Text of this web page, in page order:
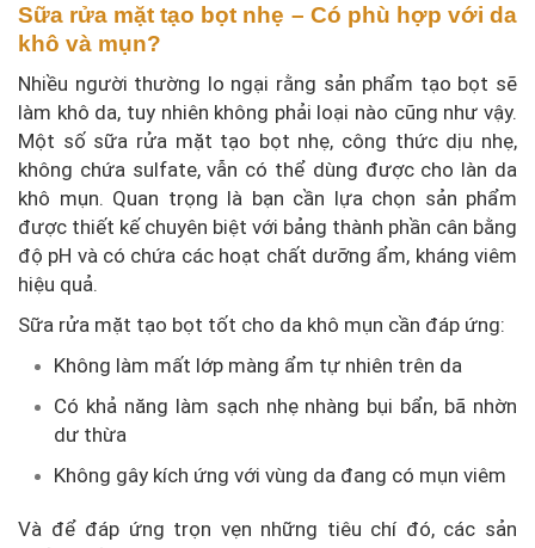
Sữa rửa mặt tạo bọt nhẹ – Có phù hợp với da
khô và mụn?
Nhiều người thường lo ngại rằng sản phẩm tạo bọt sẽ
làm khô da, tuy nhiên không phải loại nào cũng như vậy.
Một số sữa rửa mặt tạo bọt nhẹ, công thức dịu nhẹ,
không chứa sulfate, vẫn có thể dùng được cho làn da
khô mụn. Quan trọng là bạn cần lựa chọn sản phẩm
được thiết kế chuyên biệt với bảng thành phần cân bằng
độ pH và có chứa các hoạt chất dưỡng ẩm, kháng viêm
hiệu quả.
Sữa rửa mặt tạo bọt tốt cho da khô mụn cần đáp ứng:
Không làm mất lớp màng ẩm tự nhiên trên da
Có khả năng làm sạch nhẹ nhàng bụi bẩn, bã nhờn
dư thừa
Không gây kích ứng với vùng da đang có mụn viêm
Và để đáp ứng trọn vẹn những tiêu chí đó, các sản